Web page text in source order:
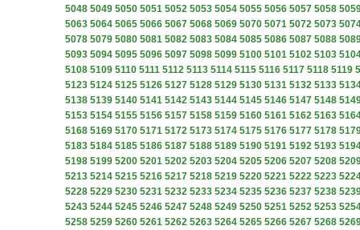
5048 5049 5050 5051 5052 5053 5054 5055 5056 5057 5058
5063 5064 5065 5066 5067 5068 5069 5070 5071 5072 5073
5078 5079 5080 5081 5082 5083 5084 5085 5086 5087 5088
5093 5094 5095 5096 5097 5098 5099 5100 5101 5102 5103
5108 5109 5110 5111 5112 5113 5114 5115 5116 5117 5118 5119
5123 5124 5125 5126 5127 5128 5129 5130 5131 5132 5133
5138 5139 5140 5141 5142 5143 5144 5145 5146 5147 5148
5153 5154 5155 5156 5157 5158 5159 5160 5161 5162 5163
5168 5169 5170 5171 5172 5173 5174 5175 5176 5177 5178
5183 5184 5185 5186 5187 5188 5189 5190 5191 5192 5193
5198 5199 5200 5201 5202 5203 5204 5205 5206 5207 5208
5213 5214 5215 5216 5217 5218 5219 5220 5221 5222 5223
5228 5229 5230 5231 5232 5233 5234 5235 5236 5237 5238
5243 5244 5245 5246 5247 5248 5249 5250 5251 5252 5253
5258 5259 5260 5261 5262 5263 5264 5265 5266 5267 5268